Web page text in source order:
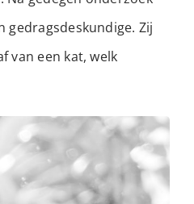
Zij
van een kat, welk